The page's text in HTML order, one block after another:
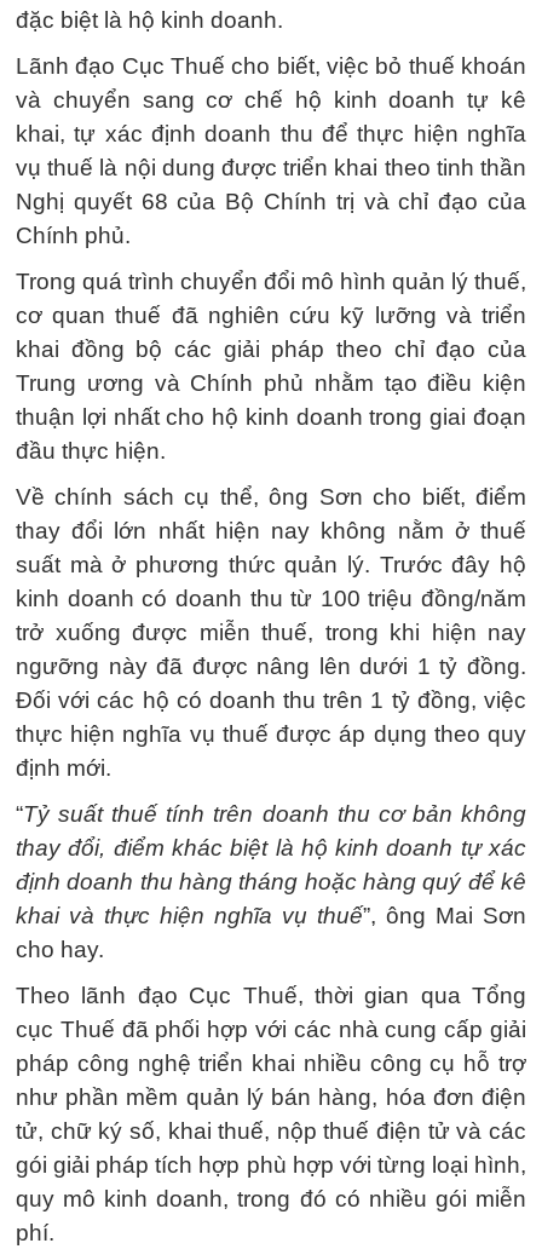
đặc biệt là hộ kinh doanh.
Lãnh đạo Cục Thuế cho biết, việc bỏ thuế khoán
và chuyển sang cơ chế hộ kinh doanh tự kê
khai, tự xác định doanh thu để thực hiện nghĩa
vụ thuế là nội dung được triển khai theo tinh thần
Nghị quyết 68 của Bộ Chính trị và chỉ đạo của
Chính phủ.
Trong quá trình chuyển đổi mô hình quản lý thuế,
cơ quan thuế đã nghiên cứu kỹ lưỡng và triển
khai đồng bộ các giải pháp theo chỉ đạo của
Trung ương và Chính phủ nhằm tạo điều kiện
thuận lợi nhất cho hộ kinh doanh trong giai đoạn
đầu thực hiện.
Về chính sách cụ thể, ông Sơn cho biết, điểm
thay đổi lớn nhất hiện nay không nằm ở thuế
suất mà ở phương thức quản lý. Trước đây hộ
kinh doanh có doanh thu từ 100 triệu đồng/năm
trở xuống được miễn thuế, trong khi hiện nay
ngưỡng này đã được nâng lên dưới 1 tỷ đồng.
Đối với các hộ có doanh thu trên 1 tỷ đồng, việc
thực hiện nghĩa vụ thuế được áp dụng theo quy
định mới.
“Tỷ suất thuế tính trên doanh thu cơ bản không
thay đổi, điểm khác biệt là hộ kinh doanh tự xác
định doanh thu hàng tháng hoặc hàng quý để kê
khai và thực hiện nghĩa vụ thuế”, ông Mai Sơn
cho hay.
Theo lãnh đạo Cục Thuế, thời gian qua Tổng
cục Thuế đã phối hợp với các nhà cung cấp giải
pháp công nghệ triển khai nhiều công cụ hỗ trợ
như phần mềm quản lý bán hàng, hóa đơn điện
tử, chữ ký số, khai thuế, nộp thuế điện tử và các
gói giải pháp tích hợp phù hợp với từng loại hình,
quy mô kinh doanh, trong đó có nhiều gói miễn
phí.